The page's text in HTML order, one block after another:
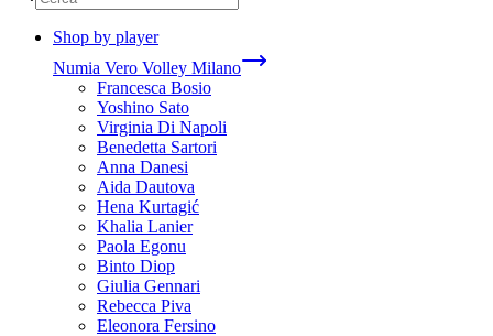
Shop by player
Numia Vero Volley Milano
Francesca Bosio
Yoshino Sato
Virginia Di Napoli
Benedetta Sartori
Anna Danesi
Aida Dautova
Hena Kurtagić
Khalia Lanier
Paola Egonu
Binto Diop
Giulia Gennari
Rebecca Piva
Eleonora Fersino